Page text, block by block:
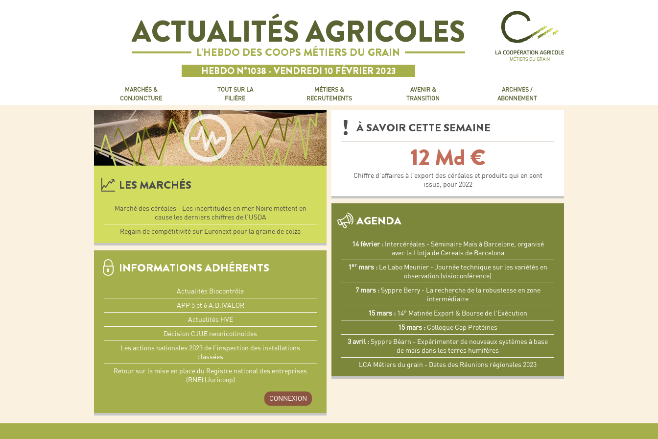
ACTUALITÉS AGRICOLES
L'HEBDO DES COOPS MÉTIERS DU GRAIN
HEBDO N°1038 - VENDREDI 10 FÉVRIER 2023
MARCHÉS &
CONJONCTURE
TOUT SUR LA
FILIÈRE
MÉTIERS &
RECRUTEMENTS
AVENIR &
TRANSITION
ARCHIVES /
ABONNEMENT
LES MARCHÉS
Marché des céréales - Les incertitudes en mer Noire mettent en
cause les derniers chiffres de l’USDA
Regain de compétitivité sur Euronext pour la graine de colza
INFORMATIONS ADHÉRENTS
Actualités Biocontrôle
APP 5 et 6 A.D.IVALOR
Actualités HVE
Décision CJUE neonicotinoides
Les actions nationales 2023 de l'inspection des installations
classées
Retour sur la mise en place du Registre national des entreprises
(RNE) (Juricoop)
CONNEXION
À SAVOIR CETTE SEMAINE
12 Md €
Chiffre d’affaires à l’export des céréales et produits qui en sont
issus, pour 2022
AGENDA
14 février :Intercéréales - Séminaire Maïs à Barcelone, organisé
avec la Llotja de Cereals de Barcelona
1er mars : Le Labo Meunier - Journée technique sur les variétés en
observation (visioconférence)
7 mars :Syppre Berry - La recherche de la robustesse en zone
intermédiaire
15 mars : 14e Matinée Export & Bourse de l'Exécution
15 mars : Colloque Cap Protéines
3 avril :Syppre Béarn - Expérimenter de nouveaux systèmes à base
de maïs dans les terres humifères
LCA Métiers du grain - Dates des Réunions régionales 2023